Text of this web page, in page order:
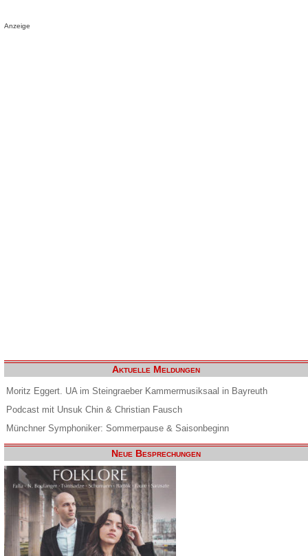
Anzeige
Aktuelle Meldungen
Moritz Eggert. UA im Steingraeber Kammermusiksaal in Bayreuth
Podcast mit Unsuk Chin & Christian Fausch
Münchner Symphoniker: Sommerpause & Saisonbeginn
Neue Besprechungen